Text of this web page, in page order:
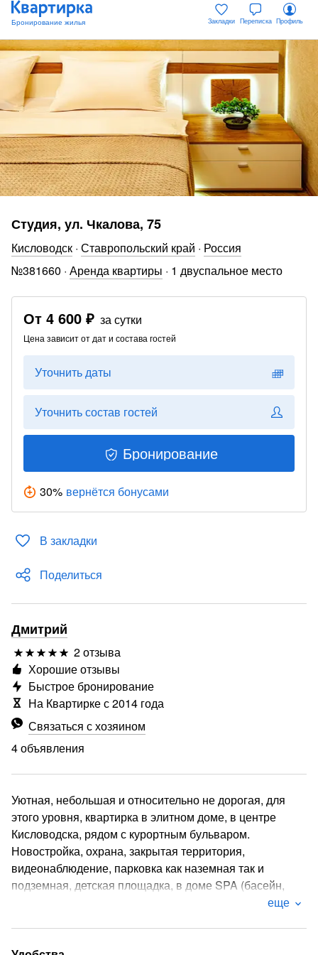
Закладки Переписка Профиль
Студия, ул. Чкалова, 75
Кисловодск · Ставропольский край · Россия
№381660 · Аренда квартиры · 1 двуспальное место
От 4 600 ₽ за сутки
Цена зависит от дат и состава гостей
Уточнить даты
Уточнить состав гостей
Бронирование
30% вернётся бонусами
В закладки
Поделиться
Дмитрий
2 отзыва
Связаться с хозяином
4 объявления
Хорошие отзывы
Быстрое бронирование
На Квартирке с 2014 года
Уютная, небольшая и относительно не дорогая, для
этого уровня, квартирка в элитном доме, в центре
Кисловодска, рядом с курортным бульваром.
Новостройка, охрана, закрытая территория,
видеонаблюдение, парковка как наземная так и
подземная, детская площадка, в доме SPA (басейн,
сауна, хамам, тренажерный зал), кафе, аптека и т.д.
еще